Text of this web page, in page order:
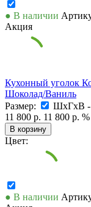
● В наличии
Акция
Кухонный уголок
Шоколад/Ваниль
Размер:
ШxГxВ -
11 800 р. 11 800 р. %
В корзину
Цвет:
● В наличии